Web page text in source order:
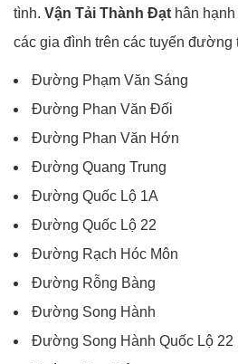
tình. Vận Tải Thành Đạt hân
các gia đình trên các tuyến
Đường Phạm Văn Sáng
Đường Phan Văn Đối
Đường Phan Văn Hớn
Đường Quang Trung
Đường Quốc Lộ 1A
Đường Quốc Lộ 22
Đường Rạch Hóc Môn
Đường Rỗng Bàng
Đường Song Hành
Đường Song Hành Quốc Lộ 22